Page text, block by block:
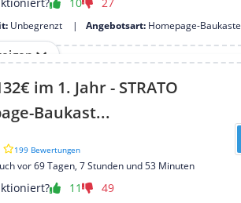
Unbegrenzt Angebotsart: Homepage-
im 1. Jahr - STRATO
Baukast...
199 Bewertungen
vor 69 Tagen, 7 Stunden und 53 Minuten
11 49